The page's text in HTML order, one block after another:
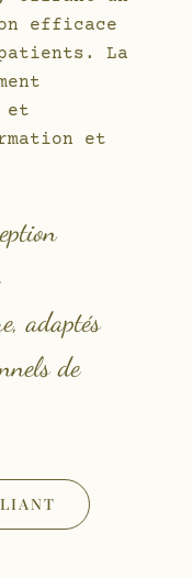
efficace
La
et
et
adaptés
de